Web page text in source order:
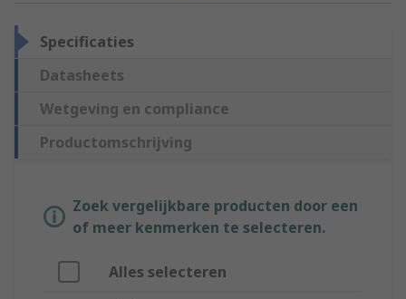
Specificaties
Datasheets
Wetgeving en compliance
Productomschrijving
Zoek vergelijkbare producten door een
of meer kenmerken te selecteren.
Alles selecteren